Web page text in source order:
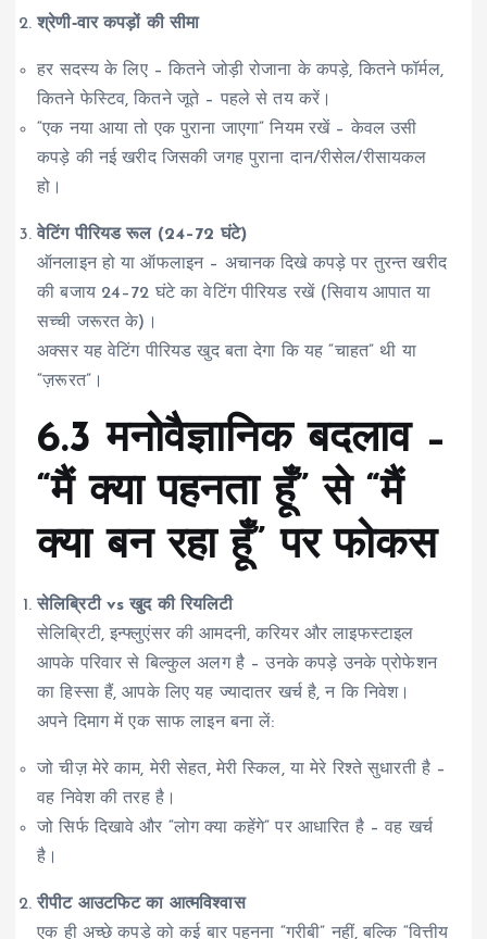
श्रेणी‑वार कपड़ों की सीमा
हर सदस्य के लिए – कितने जोड़ी रोजाना के कपड़े, कितने फॉर्मल,
कितने फेस्टिव, कितने जूते – पहले से तय करें।
“एक नया आया तो एक पुराना जाएगा” नियम रखें – केवल उसी
कपड़े की नई खरीद जिसकी जगह पुराना दान/रीसेल/रीसायकल
हो।
वेटिंग पीरियड रूल (24–72 घंटे)
ऑनलाइन हो या ऑफलाइन – अचानक दिखे कपड़े पर तुरन्त खरीद
की बजाय 24–72 घंटे का वेटिंग पीरियड रखें (सिवाय आपात या
सच्ची जरूरत के)।
अक्सर यह वेटिंग पीरियड खुद बता देगा कि यह “चाहत” थी या
“ज़रूरत”।
6.3 मनोवैज्ञानिक बदलाव –
“मैं क्या पहनता हूँ” से “मैं
क्या बन रहा हूँ” पर फोकस
सेलिब्रिटी vs खुद की रियलिटी
सेलिब्रिटी, इन्फ्लुएंसर की आमदनी, करियर और लाइफस्टाइल
आपके परिवार से बिल्कुल अलग है – उनके कपड़े उनके प्रोफेशन
का हिस्सा हैं, आपके लिए यह ज्यादातर खर्च है, न कि निवेश।
अपने दिमाग में एक साफ लाइन बना लें:
जो चीज़ मेरे काम, मेरी सेहत, मेरी स्किल, या मेरे रिश्ते सुधारती है –
वह निवेश की तरह है।
जो सिर्फ दिखावे और “लोग क्या कहेंगे” पर आधारित है – वह खर्च
है।
रीपीट आउटफिट का आत्मविश्वास
एक ही अच्छे कपड़े को कई बार पहनना “गरीबी” नहीं, बल्कि “वित्तीय